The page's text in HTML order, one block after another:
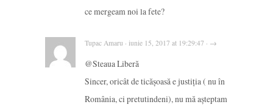
ce mergeam noi la fete?
Tupac Amaru · iunie 15, 2017 at 19:29:47 · →
@Steaua Liberă
Sincer, oricât de ticășoasă e justiția ( nu în
România, ci pretutindeni), nu mă așteptam